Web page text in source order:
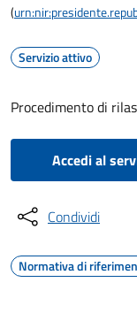
(
Servizio attivo
Procedimento di
Accedi al
Condividi
Normativa di